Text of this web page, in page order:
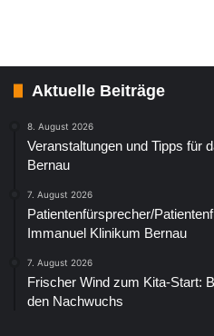
Aktuelle Beiträge
8. August 2026
Veranstaltungen und Tipps für
Bernau
7. August 2026
Patientenfürsprecher/
Immanuel Klinikum Bernau
7. August 2026
Frischer Wind zum Kita-Start:
den Nachwuchs